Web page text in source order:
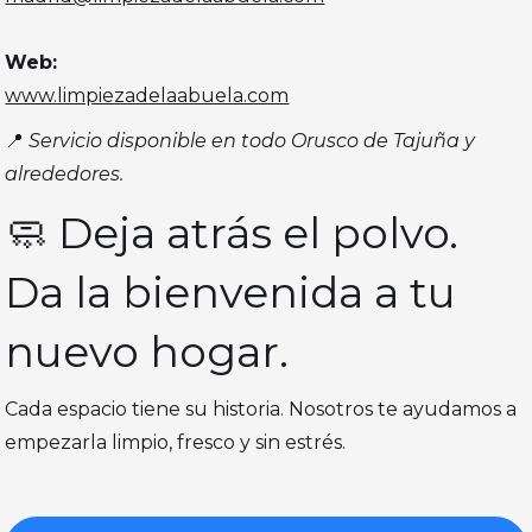
Web:
www.limpiezadelaabuela.com
📍Servicio disponible en todo Orusco de Tajuña y
alrededores.
🧼 Deja atrás el polvo.
Da la bienvenida a tu
nuevo hogar.
Cada espacio tiene su historia. Nosotros te ayudamos a
empezarla limpio, fresco y sin estrés.